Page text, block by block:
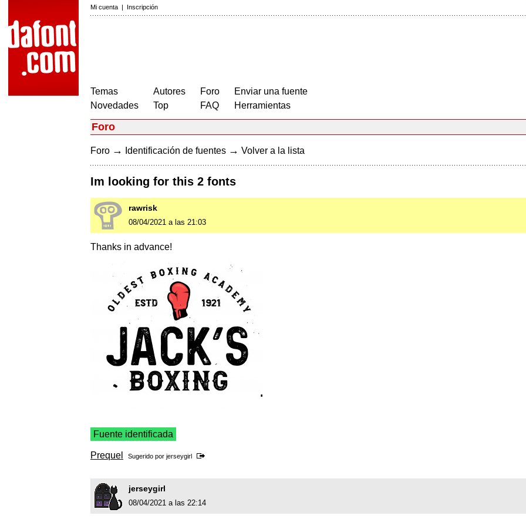
Mi cuenta | Inscripción
Temas
Novedades
Autores
Top
Foro
FAQ
Enviar una fuente
Herramientas
Foro
Foro → Identificación de fuentes → Volver a la lista
Im looking for this 2 fonts
rawrisk
08/04/2021 a las 21:03
Thanks in advance!
Fuente identificada
Prequel Sugerido por jerseygirl
jerseygirl
08/04/2021 a las 22:14